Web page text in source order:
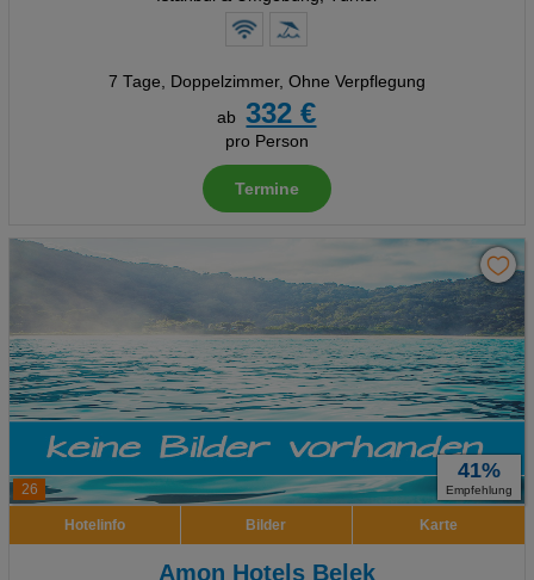
7 Tage, Doppelzimmer, Ohne Verpflegung
ab
332 €
pro Person
Termine
26
41%
Empfehlung
Hotelinfo Bilder Karte
Amon Hotels Belek